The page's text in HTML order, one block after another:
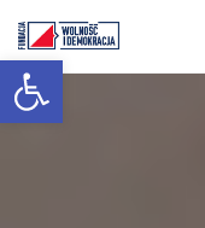
Otwórz pasek narzędzi